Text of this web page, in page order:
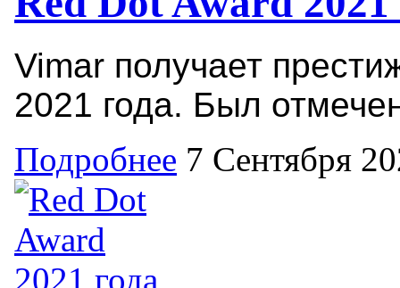
Vimar получает
2021 года. Был
Подробнее 7 Сентября